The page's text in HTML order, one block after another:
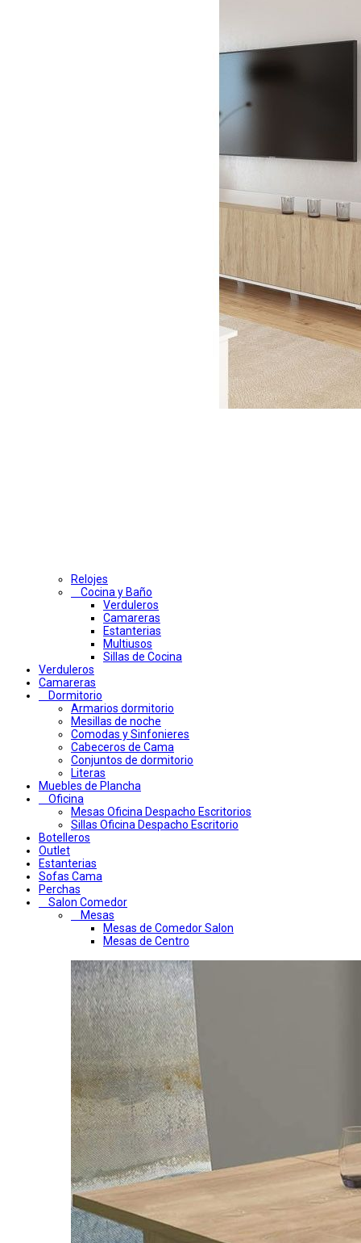
Relojes
Cocina y Baño
Verduleros
Camareras
Estanterias
Multiusos
Sillas de Cocina
Verduleros
Camareras
Dormitorio
Armarios dormitorio
Mesillas de noche
Comodas y Sinfonieres
Cabeceros de Cama
Conjuntos de dormitorio
Literas
Muebles de Plancha
Oficina
Mesas Oficina Despacho Escritorios
Sillas Oficina Despacho Escritorio
Botelleros
Outlet
Estanterias
Sofas Cama
Perchas
Salon Comedor
Mesas
Mesas de Comedor Salon
Mesas de Centro